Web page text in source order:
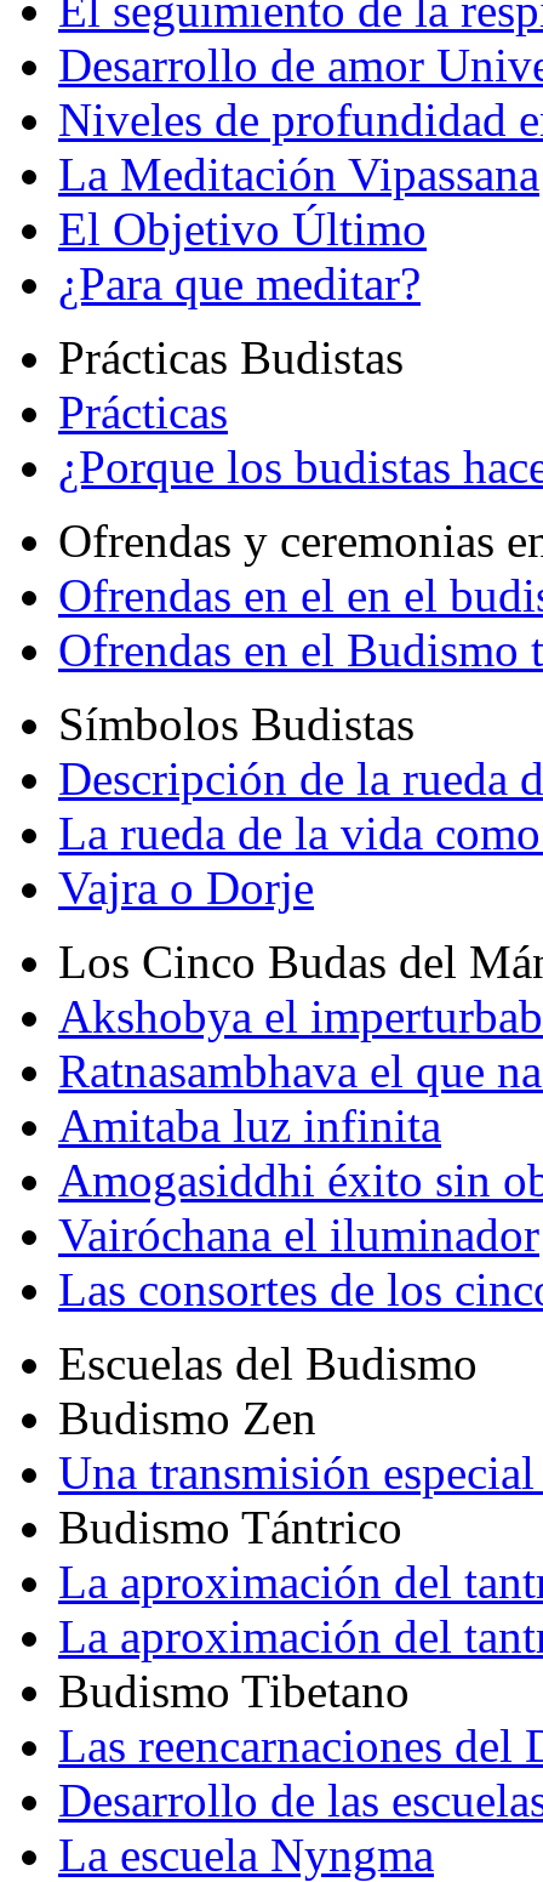
Desarrollo de amor
Niveles de profundidad
La Meditación Vipassana
El Objetivo Último
¿Para que meditar?
Prácticas Budistas
Prácticas
¿Porque los budistas
Ofrendas y ceremonias
Ofrendas en el en el
Ofrendas en el Budismo
Símbolos Budistas
Descripción de la rueda
La rueda de la vida
Vajra o Dorje
Los Cinco Budas del
Akshobya el
Ratnasambhava el que
Amitaba luz infinita
Amogasiddhi éxito sin
Vairóchana el iluminador
Las consortes de los
Escuelas del Budismo
Budismo Zen
Una transmisión
Budismo Tántrico
La aproximación del
La aproximación del
Budismo Tibetano
Las reencarnaciones del
Desarrollo de las
La escuela Nyngma